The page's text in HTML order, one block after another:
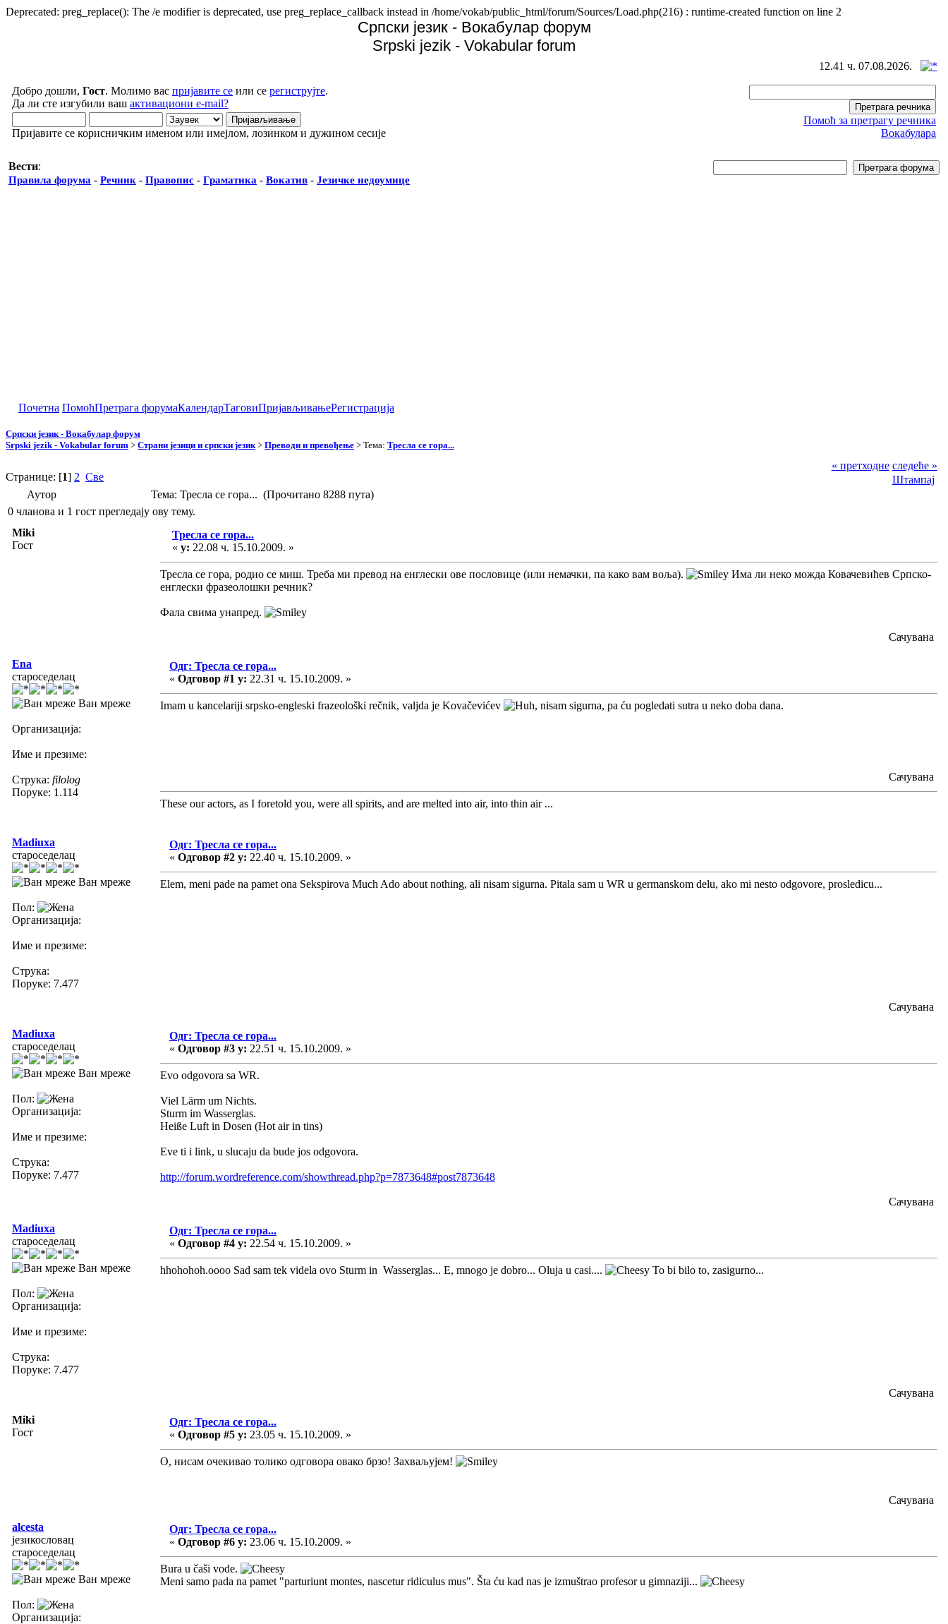
Deprecated: preg_replace(): The /e modifier is deprecated, use preg_replace_callback instead in /home/vokab/public_html/forum/Sources/Load.php(216) : runtime-created function on line 2
Српски језик - Вокабулар форум
Srpski jezik - Vokabular forum
12.41 ч. 07.08.2026.
Добро дошли, Гост. Молимо вас пријавите се или се региструјте.
Да ли сте изгубили ваш активациони e-mail?
Пријавите се корисничким именом или имејлом, лозинком и дужином сесије
Помоћ за претрагу речника
Вокабулара
Вести:
Правила форума - Речник - Правопис - Граматика - Вокатив - Језичке недоумице
Почетна ПомоћПретрага форумаКалендарТаговиПријављивањеРегистрација
Српски језик - Вокабулар форум
Srpski jezik - Vokabular forum > Страни језици и српски језик > Преводи и превођење > Тема: Тресла се гора...
Странице: [1] 2 Све
« претходне следеће »
Штампај
Аутор
Тема: Тресла се гора... (Прочитано 8288 пута)
0 чланова и 1 гост прегледају ову тему.
Miki
Гост
Тресла се гора...
« у: 22.08 ч. 15.10.2009. »
Тресла се гора, родио се миш. Треба ми превод на енглески ове пословице (или немачки, па како вам воља).
Има ли неко можда Ковачевићев Српско-
енглески фразеолошки речник?
Фала свима унапред.
Сачувана
Ena
староседелац
Ван мреже
Организација:
Име и презиме:
Струка: filolog
Поруке: 1.114
Одг: Тресла се гора...
« Одговор #1 у: 22.31 ч. 15.10.2009. »
Imam u kancelariji srpsko-engleski frazeološki rečnik, valjda je Kovačevićev , nisam sigurna, pa ću pogledati sutra u neko doba dana.
Сачувана
These our actors, as I foretold you, were all spirits, and are melted into air, into thin air ...
Madiuxa
староседелац
Ван мреже
Пол:
Организација:
Име и презиме:
Струка:
Поруке: 7.477
Одг: Тресла се гора...
« Одговор #2 у: 22.40 ч. 15.10.2009. »
Elem, meni pade na pamet ona Sekspirova Much Ado about nothing, ali nisam sigurna. Pitala sam u WR u germanskom delu, ako mi nesto odgovore, prosledicu...
Сачувана
Madiuxa
староседелац
Ван мреже
Пол:
Организација:
Име и презиме:
Струка:
Поруке: 7.477
Одг: Тресла се гора...
« Одговор #3 у: 22.51 ч. 15.10.2009. »
Evo odgovora sa WR.
Viel Lärm um Nichts.
Sturm im Wasserglas.
Heiße Luft in Dosen (Hot air in tins)
Eve ti i link, u slucaju da bude jos odgovora.
http://forum.wordreference.com/showthread.php?p=7873648#post7873648
Сачувана
Madiuxa
староседелац
Ван мреже
Пол:
Организација:
Име и презиме:
Струка:
Поруке: 7.477
Одг: Тресла се гора...
« Одговор #4 у: 22.54 ч. 15.10.2009. »
hhohohoh.oooo Sad sam tek videla ovo Sturm in Wasserglas... E, mnogo je dobro... Oluja u casi.... To bi bilo to, zasigurno...
Сачувана
Miki
Гост
Одг: Тресла се гора...
« Одговор #5 у: 23.05 ч. 15.10.2009. »
О, нисам очекивао толико одговора овако брзо! Захваљујем!
Сачувана
alcesta
језикословац
староседелац
Ван мреже
Пол:
Организација:
Одг: Тресла се гора...
« Одговор #6 у: 23.06 ч. 15.10.2009. »
Bura u čaši vode.
Meni samo pada na pamet "parturiunt montes, nascetur ridiculus mus". Šta ću kad nas je izmuštrao profesor u gimnaziji...